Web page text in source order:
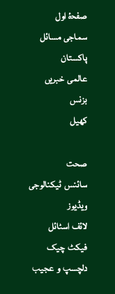
صفحۂ اول
سماجی مسائل
پاکستان
عالمی خبریں
بزنس
کھیل
صحت
سائنس ٹیکنالوجی
ویڈیوز
لائف اسٹائل
فیکٹ چیک
دلچسپ و عجیب